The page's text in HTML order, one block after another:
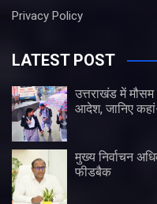
Privacy Policy
LATEST POST
उत्तराखंड में
आदेश, जानिए
मुख्य निर्वाचन
फीडबैक